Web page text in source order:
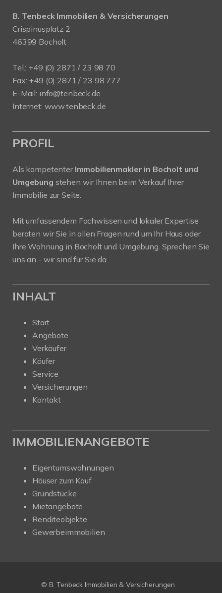
B. Tenbeck Immobilien & Versicherungen
Crispinusplatz 2
46399 Bocholt
Tel.: +49 (0) 2871 / 23 98 70
Fax: +49 (0) 2871 / 23 98 777
E-Mail: info@tenbeck.de
Internet: www.tenbeck.de
PROFIL
Als kompetenter Immobilienmakler in Bocholt und
Umgebung stehen wir Ihnen beim Verkauf Ihrer
Immobilie zur Seite.
Mit umfassendem Fachwissen und lokaler Expertise
beraten wir Sie in allen Fragen rund um Ihr Haus oder
Ihre Wohnung in Bocholt und Umgebung. Sprechen Sie
uns an - wir sind für Sie da.
INHALT
Start
Angebote
Verkäufer
Käufer
Service
Versicherungen
Kontakt
IMMOBILIENANGEBOTE
Eigentumswohnungen
Häuser zum Kauf
Grundstücke
Mietangebote
Renditeobjekte
Gewerbeimmobilien
© B. Tenbeck Immobilien & Versicherungen